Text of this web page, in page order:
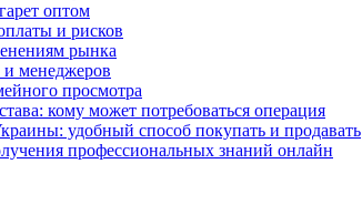
оптом
и рисков
рынка
и менеджеров
просмотра
кому может потребоваться операция
удобный способ покупать и продавать
профессиональных знаний онлайн